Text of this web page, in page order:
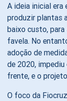
A ideia inicial era
produzir plantas
baixo custo,
favela. No
adoção de
de 2020,
frente, e o
O foco da